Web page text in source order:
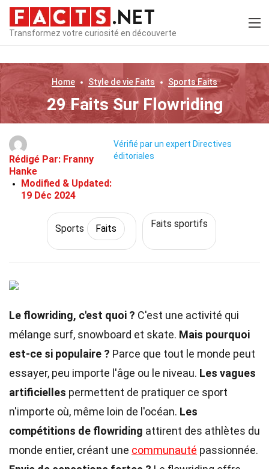
Transformez votre curiosité en découverte
Home Style de vie Faits SportsFaits
29 Faits Sur Flowriding
Rédigé Par: Franny
Hanke
Modified & Updated:
19 Déc 2024
Vérifié par un expert Directives
éditoriales
Sports Faits Faits sportifs
Le flowriding, c'est quoi ? C'est une activité qui
mélange surf, snowboard et skate. Mais pourquoi
est-ce si populaire ? Parce que tout le monde peut
essayer, peu importe l'âge ou le niveau. Les vagues
artificielles permettent de pratiquer ce sport
n'importe où, même loin de l'océan. Les
compétitions de flowriding attirent des athlètes du
monde entier, créant une communauté passionnée.